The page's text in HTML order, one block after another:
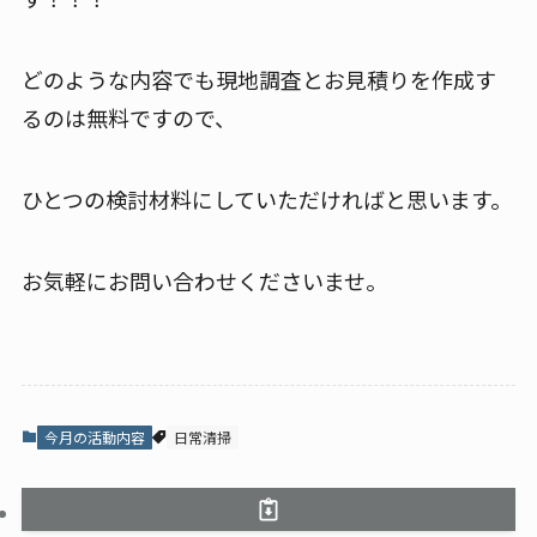
どのような内容でも現地調査とお見積りを作成す
るのは無料ですので、
ひとつの検討材料にしていただければと思います。
お気軽にお問い合わせくださいませ。
今月の活動内容 日常清掃